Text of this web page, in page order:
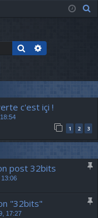
n
nr
h
r
Rechercher
c'est içi !
1 2 3
post 32bits
13:06
"32bits"
17:27